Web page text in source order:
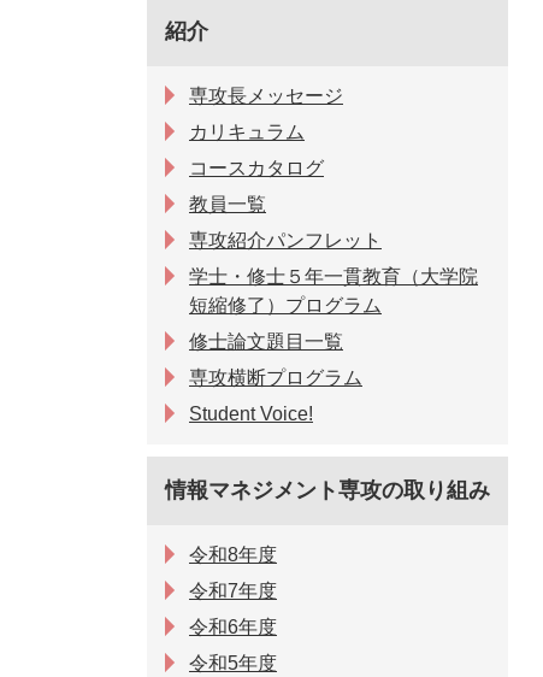
紹介
専攻長メッセージ
カリキュラム
コースカタログ
教員一覧
専攻紹介パンフレット
学士・修士５年一貫教育（大学院
短縮修了）プログラム
修士論文題目一覧
専攻横断プログラム
Student Voice!
情報マネジメント専攻の取り組み
令和8年度
令和7年度
令和6年度
令和5年度